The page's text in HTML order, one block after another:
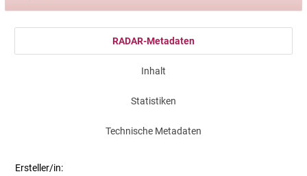
RADAR-Metadaten
Inhalt
Statistiken
Technische Metadaten
Ersteller/in: